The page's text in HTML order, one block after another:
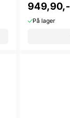
949,90,-
På lager